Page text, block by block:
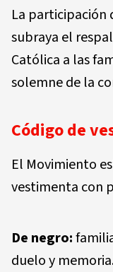
La participación
subraya el
Católica a las
solemne de la
Código de
El Movimiento
vestimenta con
De negro:
duelo y